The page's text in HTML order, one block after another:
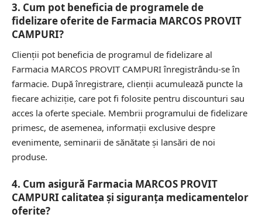
3. Cum pot beneficia de programele de
fidelizare oferite de Farmacia MARCOS PROVIT
CAMPURI?
Clienții pot beneficia de programul de fidelizare al
Farmacia MARCOS PROVIT CAMPURI înregistrându-se în
farmacie. După înregistrare, clienții acumulează puncte la
fiecare achiziție, care pot fi folosite pentru discounturi sau
acces la oferte speciale. Membrii programului de fidelizare
primesc, de asemenea, informații exclusive despre
evenimente, seminarii de sănătate și lansări de noi
produse.
4. Cum asigură Farmacia MARCOS PROVIT
CAMPURI calitatea și siguranța medicamentelor
oferite?